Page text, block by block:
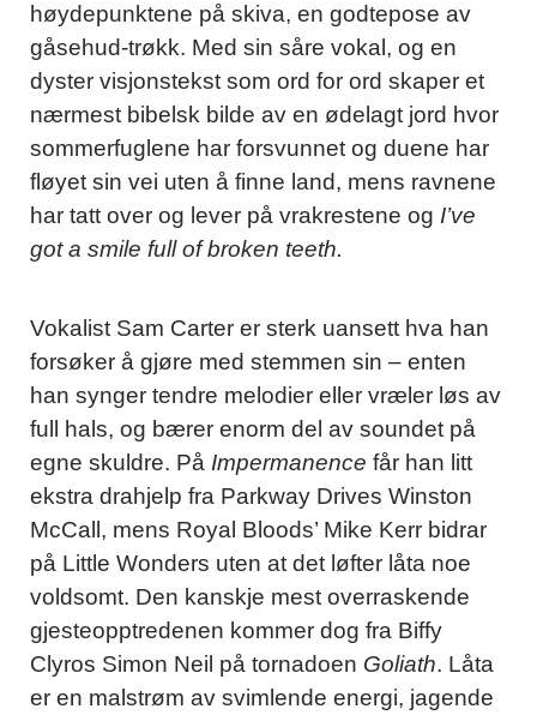
høydepunktene på skiva, en godtepose av
gåsehud-trøkk. Med sin såre vokal, og en
dyster visjonstekst som ord for ord skaper et
nærmest bibelsk bilde av en ødelagt jord hvor
sommerfuglene har forsvunnet og duene har
fløyet sin vei uten å finne land, mens ravnene
har tatt over og lever på vrakrestene og I’ve
got a smile full of broken teeth.
Vokalist Sam Carter er sterk uansett hva han
forsøker å gjøre med stemmen sin – enten
han synger tendre melodier eller vræler løs av
full hals, og bærer enorm del av soundet på
egne skuldre. På Impermanence får han litt
ekstra drahjelp fra Parkway Drives Winston
McCall, mens Royal Bloods’ Mike Kerr bidrar
på Little Wonders uten at det løfter låta noe
voldsomt. Den kanskje mest overraskende
gjesteopptredenen kommer dog fra Biffy
Clyros Simon Neil på tornadoen Goliath. Låta
er en malstrøm av svimlende energi, jagende